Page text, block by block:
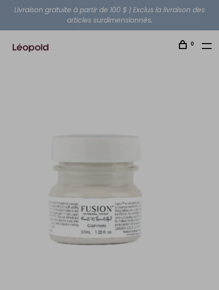
Livraison gratuite à partir de 100 $ | Exclus la livraison des
articles surdimensionnés.
0